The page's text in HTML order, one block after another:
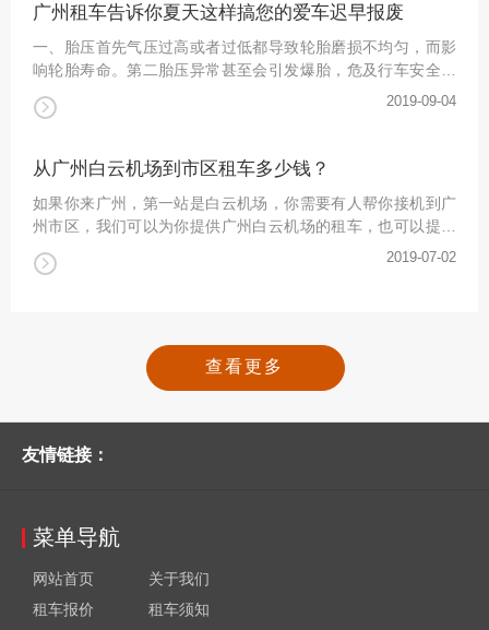
这样就不用担心汽车突然没油的。如果没有备用的话，那么就
到加油站进行加油。最
广州租车告诉你夏天这样搞您的爱车迟早报废
一、胎压首先气压过高或者过低都导致轮胎磨损不均匀，而影
响轮胎寿命。第二胎压异常甚至会引发爆胎，危及行车安全。
很多人以为胎压过高才会导致爆胎，其实过低的胎压也会引发
爆胎。地面的摩擦面积增大，产生的热量增加使轮胎变软从而
开车前尤其是上高速前应该检查胎压。（因为长期行驶摩擦产
更换其他品牌的轮胎也要
2019-09-04
从广州白云机场到市区租车多少钱？
如果你来广州，第一站是白云机场，你需要有人帮你接机到广
州市区，我们可以为你提供广州白云机场的租车，也可以提前
告诉你租车的价格。如果您对车型的要求不是很高，小编建议
您使用北京现代伊兰特或别克凯越等经济型轿车，接机便宜。
马、奥迪A6L、别克
2019-07-02
查看更多
友情链接：
菜单导航
网站首页
租车报价
关于我们
租车须知